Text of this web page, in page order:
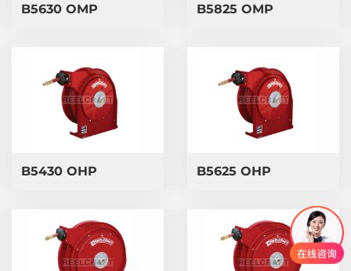
B5630 OMP B5825 OMP
B5430 OHP B5625 OHP